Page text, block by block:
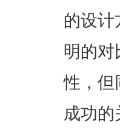
的设
明的对
性，但
成功